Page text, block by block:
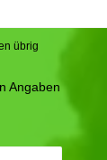
übrig
Angaben